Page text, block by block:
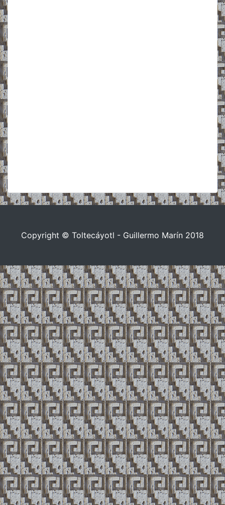
Copyright © Toltecáyotl - Guillermo Marín 2018